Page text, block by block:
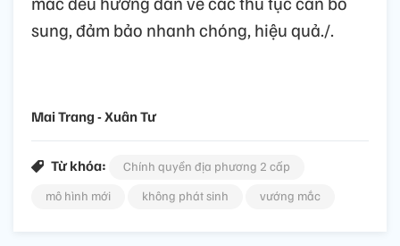
sung, đảm bảo nhanh chóng, hiệu quả./.
Mai Trang - Xuân Tư
Từ khóa:
Chính quyền địa phương 2 cấp
mô hình mới
không phát sinh vướng mắc